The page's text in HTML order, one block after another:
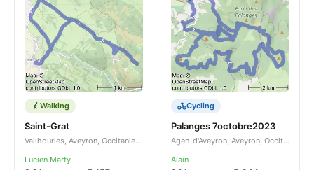
Walking
Saint-Grat
Vailhourles, Aveyron, Occitanie, FR
Lucien Marty
Cycling
Palanges 7octobre2023
Agen-d'Aveyron, Aveyron, Occitanie, FR
Alain